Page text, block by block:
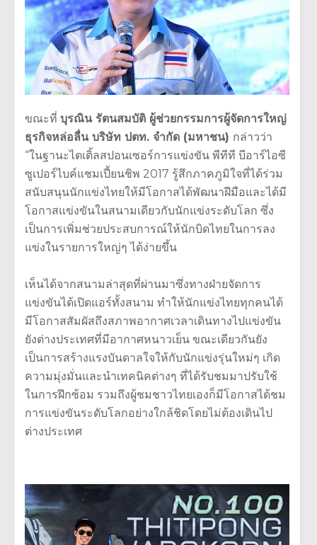
ขณะที่ บุรณิน รัตนสมบัติ ผู้ช่วยกรรมการผู้จัดการใหญ่
ธุรกิจหล่อลื่น บริษัท ปตท. จำกัด (มหาชน) กล่าวว่า
“ในฐานะไตเติ้ลสปอนเซอร์การแข่งขัน พีทีที บีอาร์ไอซี
ซูเปอร์ไบค์แชมเปี้ยนชิพ 2017 รู้สึกภาคภูมิใจที่ได้ร่วม
สนับสนุนนักแข่งไทยให้มีโอกาสได้พัฒนาฝีมือและได้มี
โอกาสแข่งขันในสนามเดียวกับนักแข่งระดับโลก ซึ่ง
เป็นการเพิ่มช่วยประสบการณ์ให้นักบิดไทยในการลง
แข่งในรายการใหญ่ๆ ได้ง่ายขึ้น
เห็นได้จากสนามล่าสุดที่ผ่านมาซึ่งทางฝ่ายจัดการ
แข่งขันได้เปิดแอร์ทั้งสนาม ทำให้นักแข่งไทยทุกคนได้
มีโอกาสสัมผัสถึงสภาพอากาศเวลาเดินทางไปแข่งขัน
ยังต่างประเทศที่มีอากาศหนาวเย็น ขณะเดียวกันยัง
เป็นการสร้างแรงบันดาลใจให้กับนักแข่งรุ่นใหม่ๆ เกิด
ความมุ่งมั่นและนำเทคนิคต่างๆ ที่ได้รับชมมาปรับใช้
ในการฝึกซ้อม รวมถึงผู้ชมชาวไทยเองก็มีโอกาสได้ชม
การแข่งขันระดับโลกอย่างใกล้ชิดโดยไม่ต้องเดินไป
ต่างประเทศ